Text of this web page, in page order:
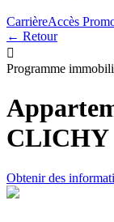
CarrièreAccès
← Retour

Programme
CLICHY
Obtenir des